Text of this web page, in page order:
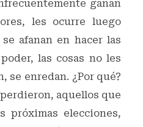
ganan
les ocurre luego
afanan en hacer las
las cosas no les
se enredan. ¿Por qué?
aquellos que
próximas elecciones,